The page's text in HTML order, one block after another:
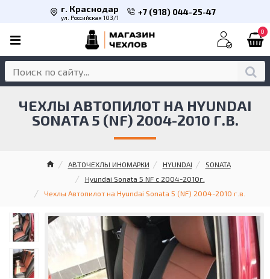
г. Краснодар
ул. Российская 103/1
+7 (918) 044-25-47
0
АВТОЧЕХЛЫ ИНОМАРКИ HYUNDAI
SONATA
Hyundai Sonata 5 NF с 2004-2010г.
Чехлы Автопилот на Hyundai Sonata 5 (NF) 2004-2010 г.в.
ЧЕХЛЫ АВТОПИЛОТ НА HYUNDAI
SONATA 5 (NF) 2004-2010 Г.В.